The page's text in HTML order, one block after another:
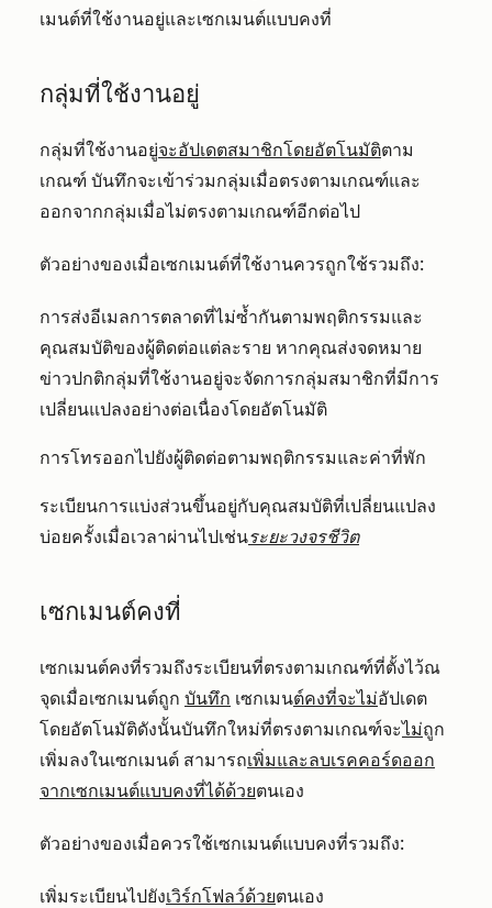
เมนต์ที่ใช้งานอยู่และเซกเมนต์แบบคงที่
กลุ่มที่ใช้งานอยู่
กลุ่มที่ใช้งานอยู่จะอัปเดตสมาชิกโดยอัตโนมัติตาม
เกณฑ์ บันทึกจะเข้าร่วมกลุ่มเมื่อตรงตามเกณฑ์และ
ออกจากกลุ่มเมื่อไม่ตรงตามเกณฑ์อีกต่อไป
ตัวอย่างของเมื่อเซกเมนต์ที่ใช้งานควรถูกใช้รวมถึง:
การส่งอีเมลการตลาดที่ไม่ซ้ำกันตามพฤติกรรมและ
คุณสมบัติของผู้ติดต่อแต่ละราย หากคุณส่งจดหมาย
ข่าวปกติกลุ่มที่ใช้งานอยู่จะจัดการกลุ่มสมาชิกที่มีการ
เปลี่ยนแปลงอย่างต่อเนื่องโดยอัตโนมัติ
การโทรออกไปยังผู้ติดต่อตามพฤติกรรมและค่าที่พัก
ระเบียนการแบ่งส่วนขึ้นอยู่กับคุณสมบัติที่เปลี่ยนแปลง
บ่อยครั้งเมื่อเวลาผ่านไปเช่นระยะวงจรชีวิต
เซกเมนต์คงที่
เซกเมนต์คงที่รวมถึงระเบียนที่ตรงตามเกณฑ์ที่ตั้งไว้ณ
จุดเมื่อเซกเมนต์ถูก บันทึก เซกเมนต์คงที่จะไม่อัปเดต
โดยอัตโนมัติดังนั้นบันทึกใหม่ที่ตรงตามเกณฑ์จะไม่ถูก
เพิ่มลงในเซกเมนต์ สามารถเพิ่มและลบเรคคอร์ดออก
จากเซกเมนต์แบบคงที่ได้ด้วยตนเอง
ตัวอย่างของเมื่อควรใช้เซกเมนต์แบบคงที่รวมถึง:
เพิ่มระเบียนไปยังเวิร์กโฟลว์ด้วยตนเอง